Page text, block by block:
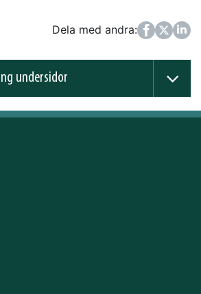
Dela med andra:
FacebookTwitter
LinkedIn
undersidor